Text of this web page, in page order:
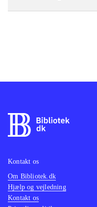
Kontakt os
Om Bibliotek.dk
Hjælp og vejledning
Kontakt os